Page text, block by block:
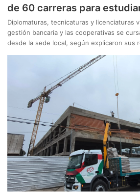
de 60 carreras para
Diplomaturas, tecnicaturas y licenciaturas
gestión bancaria y las cooperativas se
desde la sede local, según explicaron sus